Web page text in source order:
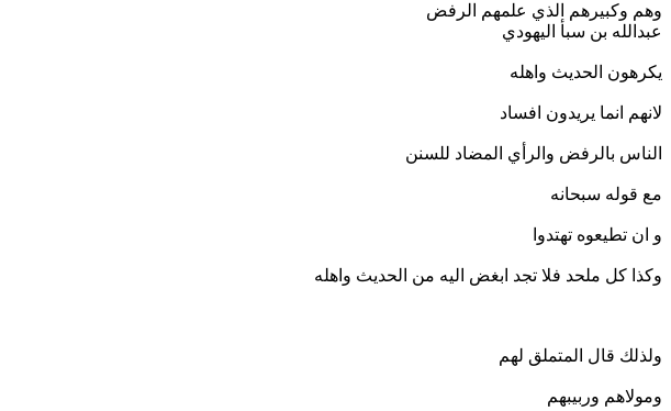
وهم وكبيرهم الذي علمهم الرفض
عبدالله بن سبأ اليهودي
يكرهون الحديث واهله
لانهم انما يريدون افساد
الناس بالرفض والرأي المضاد للسنن
مع قوله سبحانه
و ان تطيعوه تهتدوا
وكذا كل ملحد فلا تجد ابغض اليه من الحديث واهله
ولذلك قال المتملق لهم
ومولاهم وربيبهم